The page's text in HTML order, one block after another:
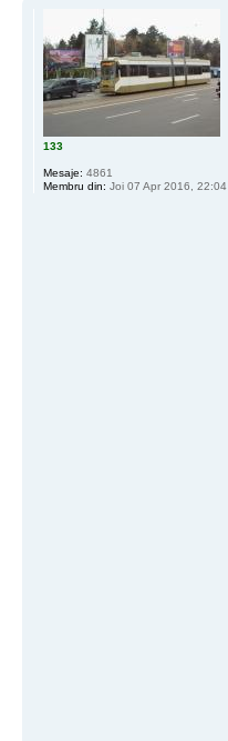
133
Mesaje: 4861
Membru din: Joi 07 Apr 2016, 22:04